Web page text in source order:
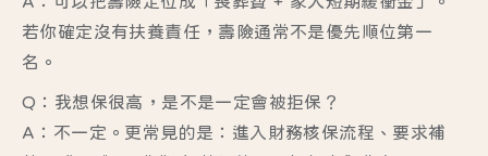
若你確定沒有扶養責任，壽險通常不是優先順位第一
名。
Q：我想保很高，是不是一定會被拒保？
A：不一定。更常見的是：進入財務核保流程、要求補